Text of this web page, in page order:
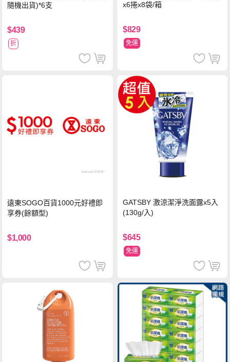
隨機出貨)*6支
$439
折
x6捲x8袋/箱
$829
免運
遠東SOGO百貨1000元好禮即
享券(餘額型)
$1,000
GATSBY 激涼潔淨洗面露x5入
(130g/入)
$645
免運